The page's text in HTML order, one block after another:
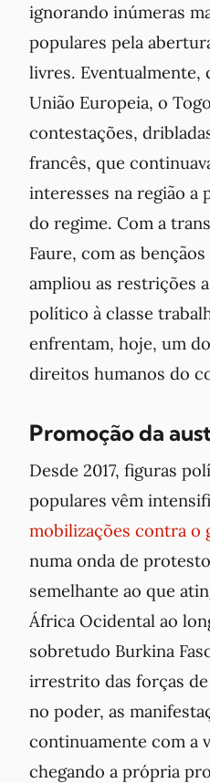
ignorando inúmeras
populares pela
livres. Eventualmente,
União Europeia, o
contestações,
francês, que
interesses na região a
do regime. Com a
Faure, com as
ampliou as restrições
político à classe
enfrentam, hoje, um
direitos humanos do
Promoção da
Desde 2017, figuras
populares vêm
mobilizações contra o
numa onda de
semelhante ao que
África Ocidental ao
sobretudo Burkina
irrestrito das forças
no poder, as
continuamente com a
chegando a própria